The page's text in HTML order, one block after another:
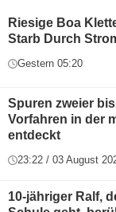
Riesige Boa
Starb Durch
Gestern 05:20
Spuren zweier
Vorfahren in der
entdeckt
23:22 / 03 August
10-jähriger Ralf,